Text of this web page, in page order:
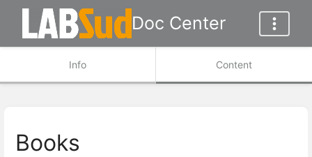
Doc Center
Info Content
Books